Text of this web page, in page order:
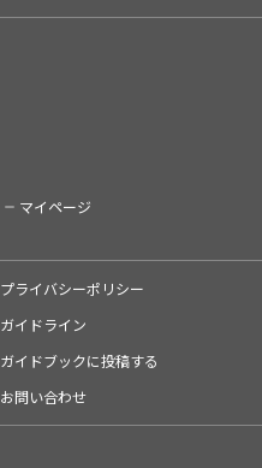
マイページ
プライバシーポリシー
ガイドライン
ガイドブックに投稿する
お問い合わせ